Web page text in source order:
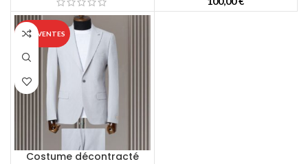
TOP VENTES
Costume décontracté